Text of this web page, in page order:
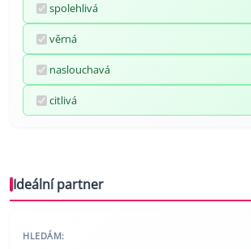
spolehlivá
věrná
naslouchavá
citlivá
Ideální partner
HLEDÁM: